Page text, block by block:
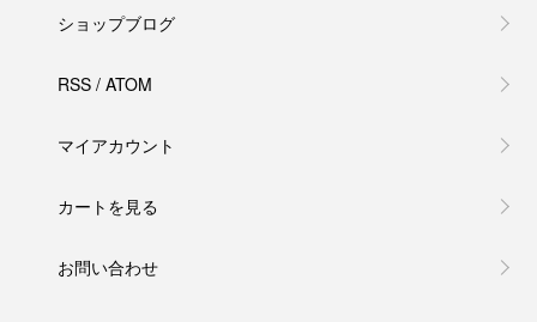
ショップブログ
RSS/ ATOM
マイアカウント
カートを見る
お問い合わせ